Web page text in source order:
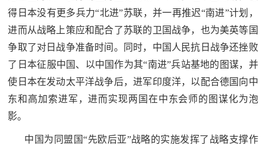
得日本没有更多兵力“北进”苏联，并一再推迟“南进”计划，
进而从战略上策应和配合了苏联的卫国战争，也为美英等国
争取了对日战争准备时间。同时，中国人民抗日战争还挫败
了日本征服中国、以中国作为其“南进”兵站基地的图谋，并
使日本在发动太平洋战争后，进军印度洋，以配合德国向中
东和高加索进军，进而实现两国在中东会师的图谋化为泡
影。
中国为同盟国“先欧后亚”战略的实施发挥了战略支撑作